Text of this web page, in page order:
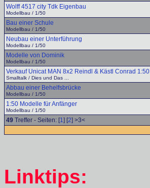
Wolff 4517 city Tdk Eigenbau
Modellbau / 1/50
Bau einer Schule
Modellbau / 1/50
Neubau einer Unterführung
Modellbau / 1/50
Modelle von Dominik
Modellbau / 1/50
Verkauf Unicat MAN 8x2 Reindl & Kästl Conrad 1:50
Smalltalk / Dies und Das ...
Abbau einer Behelfsbrücke
Modellbau / 1/50
1:50 Modelle für Anfänger
Modellbau / 1/50
49 Treffer - Seiten: [1] [2] >3<
Linktips: